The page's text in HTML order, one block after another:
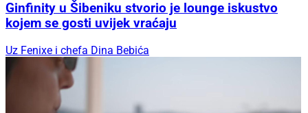
Ginfinity u Šibeniku stvorio je lounge iskustvo
kojem se gosti uvijek vraćaju
Uz Fenixe i chefa Dina Bebića